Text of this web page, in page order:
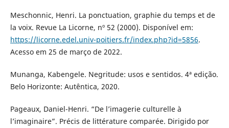
Meschonnic, Henri. La ponctuation, graphie du temps et de
la voix. Revue La Licorne, nº 52 (2000). Disponível em:
https://licorne.edel.univ-poitiers.fr/index.php?id=5856.
Acesso em 25 de março de 2022.
Munanga, Kabengele. Negritude: usos e sentidos. 4ª edição.
Belo Horizonte: Autêntica, 2020.
Pageaux, Daniel-Henri. “De l’imagerie culturelle à
l’imaginaire”. Précis de littérature comparée. Dirigido por